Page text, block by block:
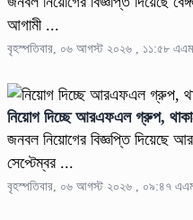
আগামী ...
বৃহস্পতিবার, ০৬ আগস্ট ২০২৬ , ১১:৫৮ এএম
নিয়োগ দিচ্ছে আরএফএল গ্রুপ, থাকা-
জনবল নিয়োগের বিজ্ঞপ্তি
সেপ্টেম্বর ...
বৃহস্পতিবার, ০৬ আগস্ট ২০২৬ , ০৯:৪৭